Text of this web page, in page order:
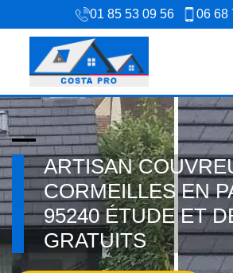
01 85 53 09 56 06 68
ARTISAN
CORMEILLES EN
95240 ÉTUDE ET
GRATUITS